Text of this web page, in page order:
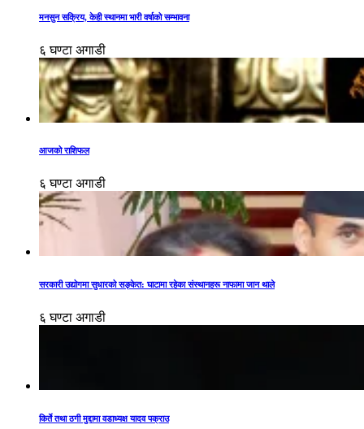
मनसुन सक्रिय, केही स्थानमा भारी वर्षाको सम्भावना
६ घण्टा अगाडी
आजको राशिफल
६ घण्टा अगाडी
सरकारी उद्योगमा सुधारको सङ्केत: घाटामा रहेका संस्थानहरू नाफामा जान थाले
६ घण्टा अगाडी
किर्ते तथा ठगी मुद्दामा वडाध्यक्ष यादव पक्राउ